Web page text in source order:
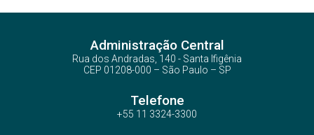
Administração Central
Rua dos Andradas, 140 - Santa Ifigênia
CEP 01208-000 – São Paulo – SP
Telefone
+55 11 3324-3300